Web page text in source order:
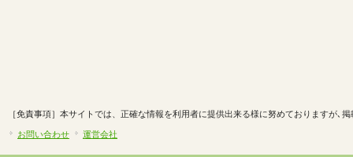
［免責事項］本サイトでは、正確な情報を利用者に提供出来る様に努めておりますが､
お問い合わせ 運営会社